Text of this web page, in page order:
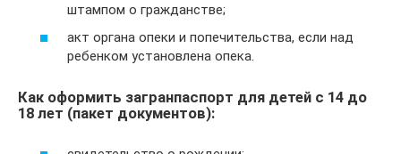
штампом о гражданстве;
акт органа опеки и попечительства, если над
ребенком установлена опека.
Как оформить загранпаспорт для детей с 14 до
18 лет (пакет документов):